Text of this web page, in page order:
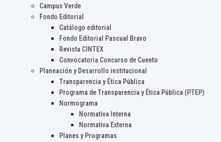
Campus Verde
Fondo Editorial
Catálogo editorial
Fondo Editorial Pascual Bravo
Revista CINTEX
Convocatoria Concurso de Cuento
Planeación y Desarrollo institucional
Transparencia y Ética Pública
Programa de Transparencia y Ética Pública (PTEP)
Normograma
Normativa Interna
Normativa Externa
Planes y Programas